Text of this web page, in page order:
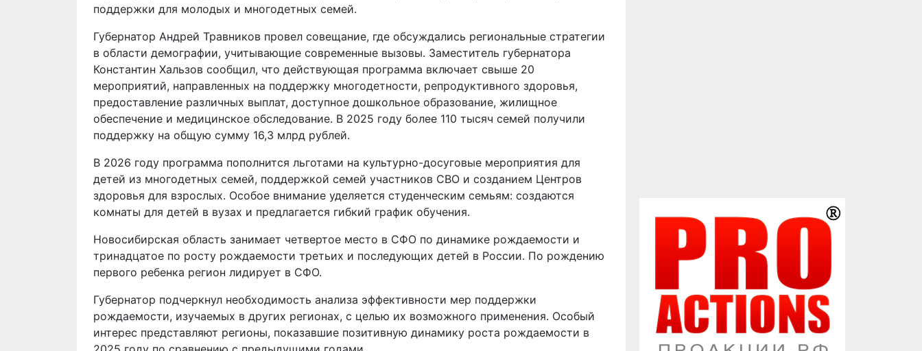
поддержки для молодых и многодетных семей.
Губернатор Андрей Травников провел совещание, где обсуждались региональные стратегии
в области демографии, учитывающие современные вызовы. Заместитель губернатора
Константин Хальзов сообщил, что действующая программа включает свыше 20
мероприятий, направленных на поддержку многодетности, репродуктивного здоровья,
предоставление различных выплат, доступное дошкольное образование, жилищное
обеспечение и медицинское обследование. В 2025 году более 110 тысяч семей получили
поддержку на общую сумму 16,3 млрд рублей.
В 2026 году программа пополнится льготами на культурно-досуговые мероприятия для
детей из многодетных семей, поддержкой семей участников СВО и созданием Центров
здоровья для взрослых. Особое внимание уделяется студенческим семьям: создаются
комнаты для детей в вузах и предлагается гибкий график обучения.
Новосибирская область занимает четвертое место в СФО по динамике рождаемости и
тринадцатое по росту рождаемости третьих и последующих детей в России. По рождению
первого ребенка регион лидирует в СФО.
Губернатор подчеркнул необходимость анализа эффективности мер поддержки
рождаемости, изучаемых в других регионах, с целью их возможного применения. Особый
интерес представляют регионы, показавшие позитивную динамику роста рождаемости в